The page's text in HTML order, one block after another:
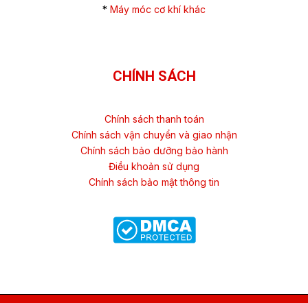
* Máy móc cơ khí khác
CHÍNH SÁCH
Chính sách thanh toán
Chính sách vận chuyển và giao nhận
Chính sách bảo dưỡng bảo hành
Điều khoản sử dụng
Chính sách bảo mật thông tin